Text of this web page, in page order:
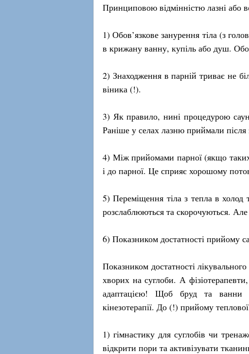
Принциповою відмінністю лазні або
1) Обов’язкове занурення тіла (з
в крижану ванну, купіль або душ.
2) Знаходження в парній триває не
віника (!).
3) Як правило, нині процедурою
Раніше у селах лазню приймали
4) Між прийомами парної (якщо таких
і до парної. Це сприяє хорошому
5) Переміщення тіла з тепла в
розслаблюються та скорочуються.
6) Показником достатності прийому
Показником достатності
хворих на суглоби. А
адаптацією! Щоб бруд та ванни
кінезотерапії. До (!) прийому
1) гімнастику для суглобів чи
відкрити пори та активізувати